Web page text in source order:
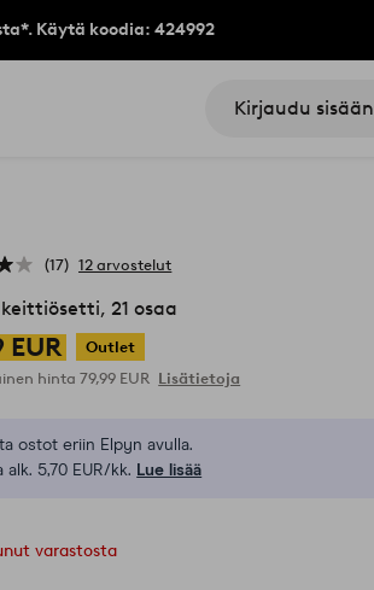
Käytä koodia: 424992
Kirjaudu sisään
17 12 arvostelut
keittiösetti, 21 osaa
EUR
Outlet
hinta79,99 EUR Lisätietoja
ostot eriin Elpyn avulla.
alk. 5,70 EUR/kk. Lue lisää
varastosta